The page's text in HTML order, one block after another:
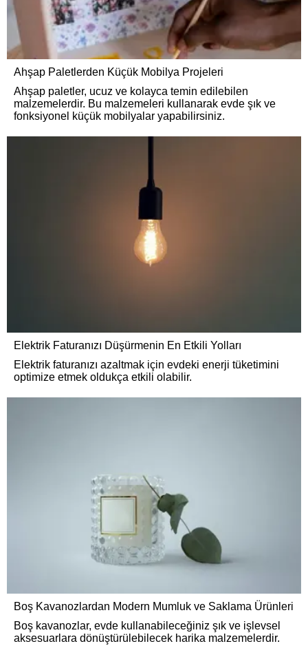
Ahşap Paletlerden Küçük Mobilya Projeleri
Ahşap paletler, ucuz ve kolayca temin edilebilen
malzemelerdir. Bu malzemeleri kullanarak evde şık ve
fonksiyonel küçük mobilyalar yapabilirsiniz.
Elektrik Faturanızı Düşürmenin En Etkili Yolları
Elektrik faturanızı azaltmak için evdeki enerji tüketimini
optimize etmek oldukça etkili olabilir.
Boş Kavanozlardan Modern Mumluk ve Saklama Ürünleri
Boş kavanozlar, evde kullanabileceğiniz şık ve işlevsel
aksesuarlara dönüştürülebilecek harika malzemelerdir.